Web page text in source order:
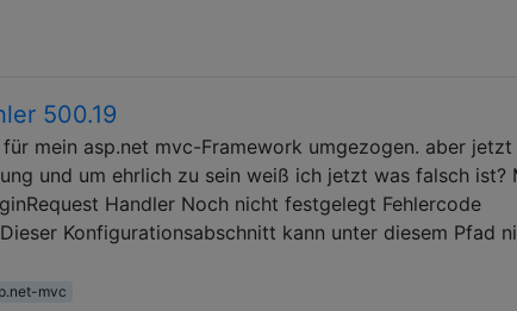
500.19
mein asp.net mvc-Framework umgezogen. aber jetzt
und um ehrlich zu sein weiß ich jetzt was falsch ist?
Handler Noch nicht festgelegt Fehlercode
Konfigurationsabschnitt kann unter diesem Pfad
mvc